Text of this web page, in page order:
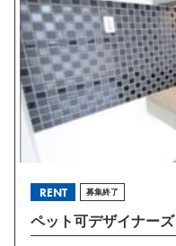
RENT 募集終了
ペット可デザイナーズ